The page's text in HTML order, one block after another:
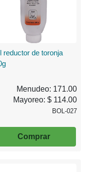
reductor de toronja
Menudeo: 171.00
Mayoreo: $ 114.00
BOL-027
Comprar